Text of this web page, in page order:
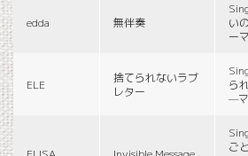
edda 無伴奏
い
ーマ
ELE
捨てられないラブ
レター
ら
—マ
ご